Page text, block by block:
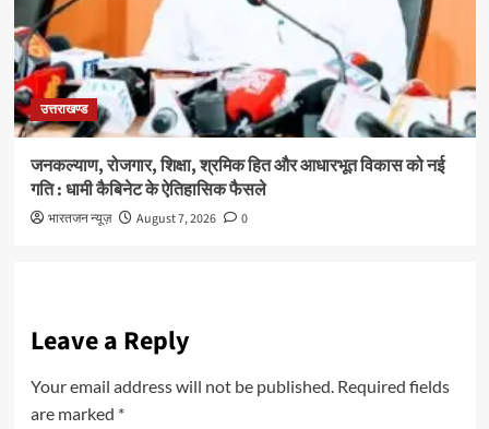
उत्तराखण्ड
जनकल्याण, रोजगार, शिक्षा, श्रमिक हित और आधारभूत विकास को नई
गति : धामी कैबिनेट के ऐतिहासिक फैसले
भारतजन न्यूज़ August 7, 2026 0
Leave a Reply
Your email address will not be published. Required fields
are marked *